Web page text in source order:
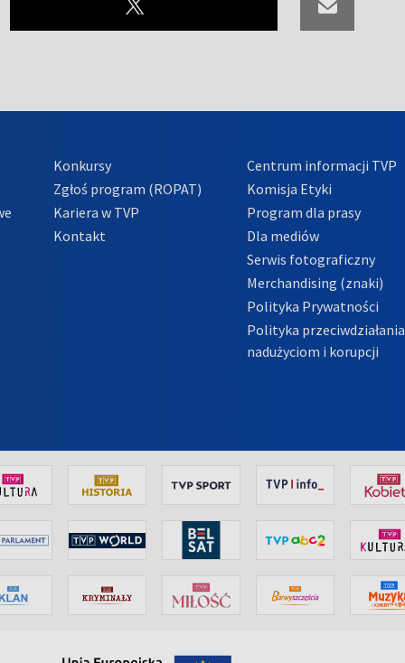
Konkursy
Zgłoś program (ROPAT)
Kariera w TVP
Kontakt
Centrum informacji TVP
Komisja Etyki
Program dla prasy
Dla mediów
Serwis fotograficzny
Merchandising (znaki)
Polityka Prywatności
Polityka przeciwdziałania
nadużyciom i korupcji